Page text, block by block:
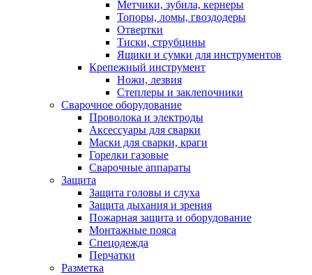
Метчики, зубила, кернеры
Топоры, ломы, гвоздодеры
Отвертки
Тиски, струбцины
Ящики и сумки для инструментов
Крепежный инструмент
Ножи, лезвия
Степлеры и заклепочники
Сварочное оборудование
Проволока и электроды
Аксессуары для сварки
Маски для сварки, краги
Горелки газовые
Сварочные аппараты
Защита
Защита головы и слуха
Защита дыхания и зрения
Пожарная защита и оборудование
Монтажные пояса
Спецодежда
Перчатки
Разметка